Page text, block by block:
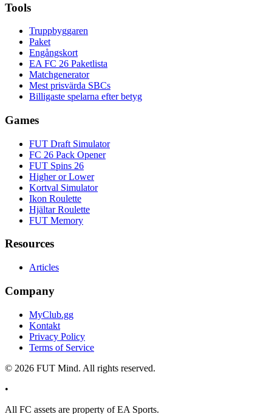
Tools
Truppbyggaren
Paket
Engångskort
EA FC 26 Paketlista
Matchgenerator
Mest prisvärda SBCs
Billigaste spelarna efter betyg
Games
FUT Draft Simulator
FC 26 Pack Opener
FUT Spins 26
Higher or Lower
Kortval Simulator
Ikon Roulette
Hjältar Roulette
FUT Memory
Resources
Articles
Company
MyClub.gg
Kontakt
Privacy Policy
Terms of Service
© 2026 FUT Mind. All rights reserved.
•
All FC assets are property of EA Sports.